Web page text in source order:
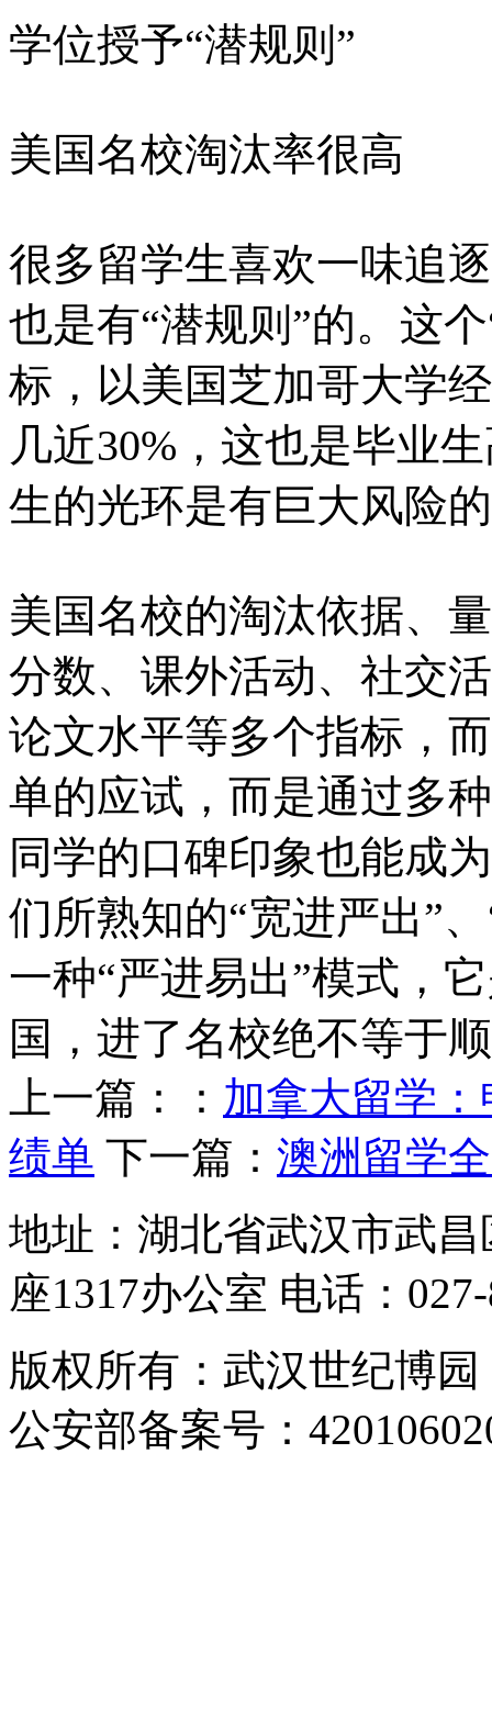
学位授予“潜规则”
美国名校淘汰率很高
很多留学生喜欢一味追
也是有“潜规则”的。这
标，以美国芝加哥大学
几近30%，这也是毕业
生的光环是有巨大风险
美国名校的淘汰依据、
分数、课外活动、社交
论文水平等多个指标，
单的应试，而是通过多
同学的口碑印象也能成
们所熟知的“宽进严出”
一种“严进易出”模式，
国，进了名校绝不等于
上一篇：： 加拿大留学
绩单 下一篇： 澳洲留学
地址：湖北省武汉市武
座1317办公室 电话：
版权所有：武汉世纪博园
公安部备案号：